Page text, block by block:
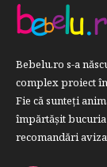
Bebelu.ro s-a
complex proiect
Fie că sunteţi
împărtăşit
recomandări